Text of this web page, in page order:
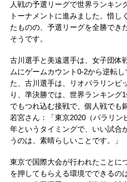
人戦の予選リーグで世界ランキン
トーナメントに進みました。惜し
たものの、予選リーグを全勝でき
そうです。
古川選手と美遠選手は、女子団体
ムにゲームカウント0-2から逆転
た、古川選手は、リオパラリンピ
り、準決勝では、世界ランキング
でもつれ込む接戦で、個人戦でも
若宮さん：「東京2020（パラリン
年というタイミングで、いい試合
うのは、素晴らしいことです。」
東京で国際大会が行われたことに
を押してもらえる環境でできるの